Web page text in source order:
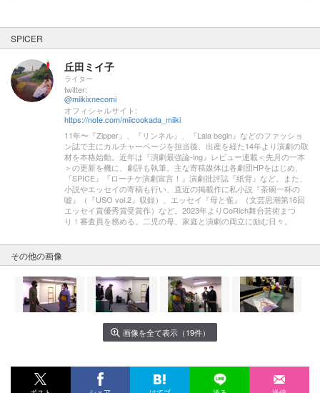
SPICER
丘田ミイ子
ライター
twitter:
@miikixnecomi
オフィシャルサイト:
https://note.com/miicookada_miiki
11年〜『Zipper』、『リンネル』、『Lala begin』などのファッショ
ン誌で主にカルチャーページを担当後、出産を経た14年より演劇の取
材を本格始動。近年は『演劇最強論-ing』レビュー連載＜先月の一本
＞の更新を機に、劇評も執筆。主な寄稿媒体は各劇団HPをはじめ、
『SPICE』『ローチケ演劇宣言！』演劇批評誌『紙背』など。また、
小説やエッセイの寄稿も行い、直近の掲載作に私小説『茶碗一杯の
嘘』（『USO vol.2』収録）、エッセイ『母と雀』（文芸思潮第16回
エッセイ賞優秀賞受賞作）など。2023年よりCoRich舞台芸術まつ
り！審査員を務める。二児の母、家庭と演劇の両立に励む日々。
その他の画像
画像を全て表示（19件）